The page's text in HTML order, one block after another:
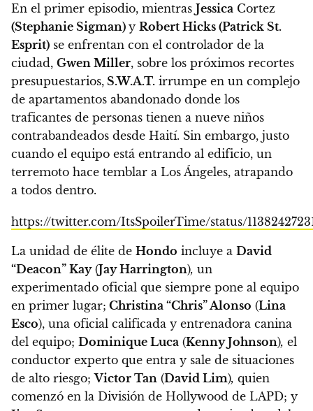
En el primer episodio, mientras Jessica Cortez
(Stephanie Sigman) y Robert Hicks (Patrick St.
Esprit) se enfrentan con el controlador de la
ciudad, Gwen Miller, sobre los próximos recortes
presupuestarios, S.W.A.T. irrumpe en un complejo
de apartamentos abandonado donde los
traficantes de personas tienen a nueve niños
contrabandeados desde Haití. Sin embargo, justo
cuando el equipo está entrando al edificio, un
terremoto hace temblar a Los Ángeles, atrapando
a todos dentro.
https://twitter.com/ItsSpoilerTime/status/
La unidad de élite de Hondo incluye a David
“Deacon” Kay(Jay Harrington), un
experimentado oficial que siempre pone al equipo
en primer lugar; Christina “Chris” Alonso (Lina
Esco), una oficial calificada y entrenadora canina
del equipo; Dominique Luca (Kenny Johnson), el
conductor experto que entra y sale de situaciones
de alto riesgo;Victor Tan (David Lim), quien
comenzó en la División de Hollywood de LAPD; y